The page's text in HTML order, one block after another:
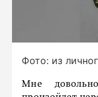
Фото: из
Мне